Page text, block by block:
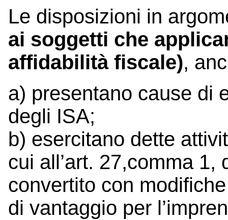
Le disposizioni in
ai soggetti che
affidabilità fiscale),
a) presentano cause di
degli ISA;
b) esercitano dette
cui all’art. 27,comma 1,
convertito con
di vantaggio per